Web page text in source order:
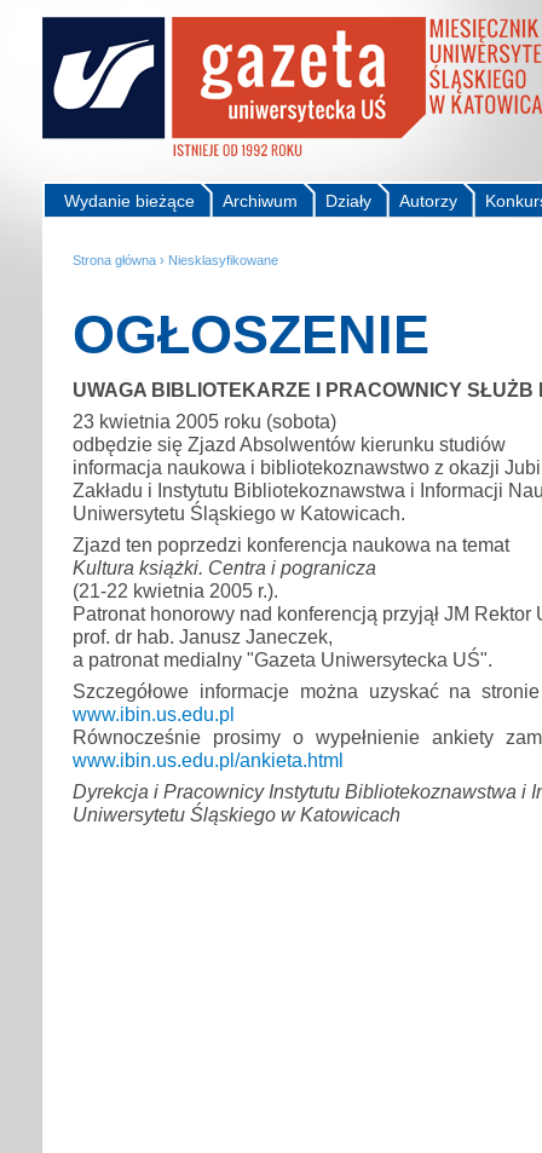
Autorzy
Działy
Archiwum
Wydanie bieżące
Strona główna › Niesklasyfikowane
OGŁOSZENIE
UWAGA BIBLIOTEKARZE I PRACOWNICY SŁUŻB
23 kwietnia 2005 roku (sobota)
odbędzie się Zjazd Absolwentów kierunku studiów
informacja naukowa i bibliotekoznawstwo z okazji
Zakładu i Instytutu Bibliotekoznawstwa i Informacji
Uniwersytetu Śląskiego w Katowicach.
Zjazd ten poprzedzi konferencja naukowa na temat
Kultura książki. Centra i pogranicza
(21-22 kwietnia 2005 r.).
Patronat honorowy nad konferencją przyjął JM Rektor
prof. dr hab. Janusz Janeczek,
a patronat medialny "Gazeta Uniwersytecka UŚ".
Szczegółowe informacje można uzyskać na
www.ibin.us.edu.pl
Równocześnie prosimy o wypełnienie ankiety
www.ibin.us.edu.pl/ankieta.html
Dyrekcja i Pracownicy Instytutu Bibliotekoznawstwa i
Uniwersytetu Śląskiego w Katowicach